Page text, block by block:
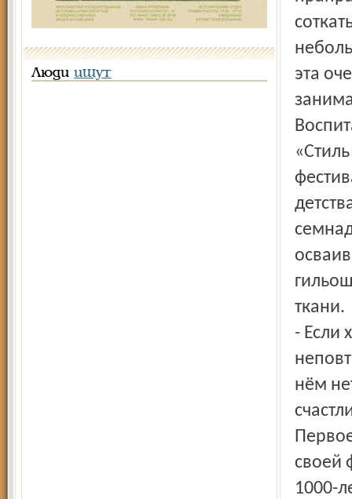
Люди ищут
эта
ткани.
- Если
нём
своей
1000-